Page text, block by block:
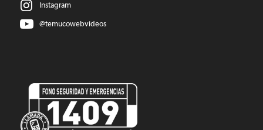
Instagram
@temucowebvideos